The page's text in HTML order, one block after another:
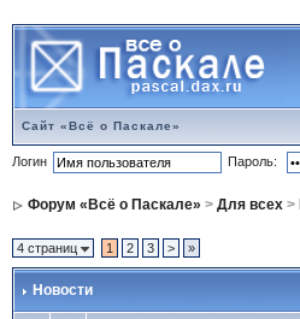
Сайт «Всё о Паскале»
Логин Пароль:
Форум «Всё о Паскале» > Для всех>
4 страниц 1 2 3 > »
Новости